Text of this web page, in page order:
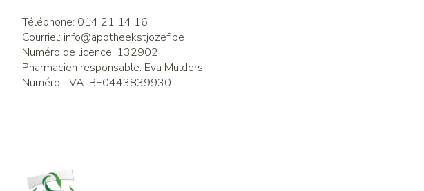
Téléphone: 014 21 14 16
Courriel: info@apotheekstjozef.be
Numéro de licence: 132902
Pharmacien responsable: Eva Mulders
Numéro TVA: BE0443839930